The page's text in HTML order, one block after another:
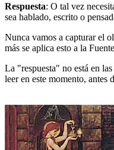
Respuesta: O tal vez
sea hablado, escrito o
Nunca vamos a capturar el
más se aplica esto a la
La "respuesta" no está en
leer en este momento,